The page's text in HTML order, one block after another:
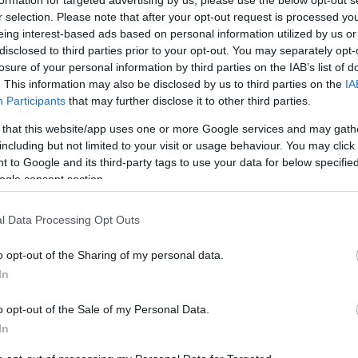
selection. Please note that after your opt-out request is processed
interest-based ads based on personal information utilized by us
to third parties prior to your opt-out. You may separately
of your personal information by third parties on the IAB’s list of
This information may also be disclosed by us to third parties on the
Participants that may further disclose it to other third parties.
that this website/app uses one or more Google services and may
but not limited to your visit or usage behaviour. You may
to Google and its third-party tags to use your data for below
consent section.
Data Processing Opt Outs
opt-out of the Sharing of my personal data.
opt-out of the Sale of my Personal Data.
és anyagi károk sem keletkeztek - tették
gyakran utazott Pakisztánba, ahonnan az al-
szintű vezetőinek utasításaival, fegyverekkel és
harcosokkal tért vissza Afganisztánba.
al-Kaida vezető keresett menedéket a
miután az Egyesült Államok vezette
2001-ben megtámadták az ázsiai országot.
száma jelenleg már csekély, de Pakisztánban
biztonságban az amerikai pilóta nélküli
támadások miatt. Tavaly egy amerikai
Abbottábádban egy rajtaütés során végzett a
számban szivárogtak be tálib felkelők a
tartományból. A bámijáni rendőrfőnök elmondta,
út menti pokolgépeket helyeznek el, biztonsági
végre.
indított támadása miatt a bámijáni hatóságok
14:02
12:56
Nem is
Tanár Úr
AZ